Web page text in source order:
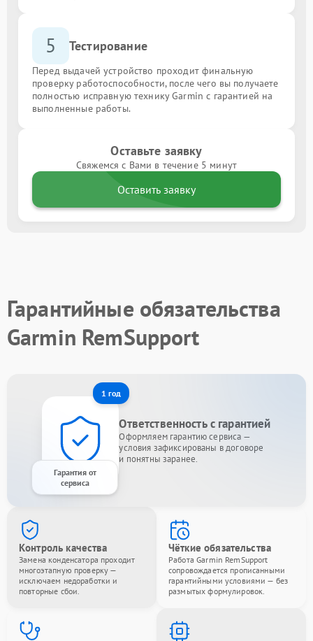
5 Тестирование
Перед выдачей устройство проходит финальную
проверку работоспособности, после чего вы получаете
полностью исправную технику Garmin с гарантией на
выполненные работы.
Оставьте заявку
Свяжемся с Вами в течение 5 минут
Оставить заявку
Гарантийные обязательства
Garmin RemSupport
1 год
Гарантия от
сервиса
Ответственность с гарантией
Оформляем гарантию сервиса —
условия зафиксированы в договоре
и понятны заранее.
Контроль качества
Замена конденсатора проходит
многоэтапную проверку —
исключаем недоработки и
повторные сбои.
Чёткие обязательства
Работа Garmin RemSupport
сопровождается прописанными
гарантийными условиями — без
размытых формулировок.